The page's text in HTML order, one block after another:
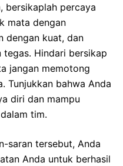
bersikaplah percaya
mata dengan
dengan kuat, dan
tegas. Hindari bersikap
jangan memotong
Tunjukkan bahwa Anda
diri dan mampu
tim.
saran tersebut, Anda
Anda untuk berhasil